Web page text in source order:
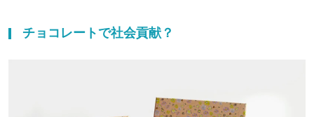
チョコレートで社会貢献？